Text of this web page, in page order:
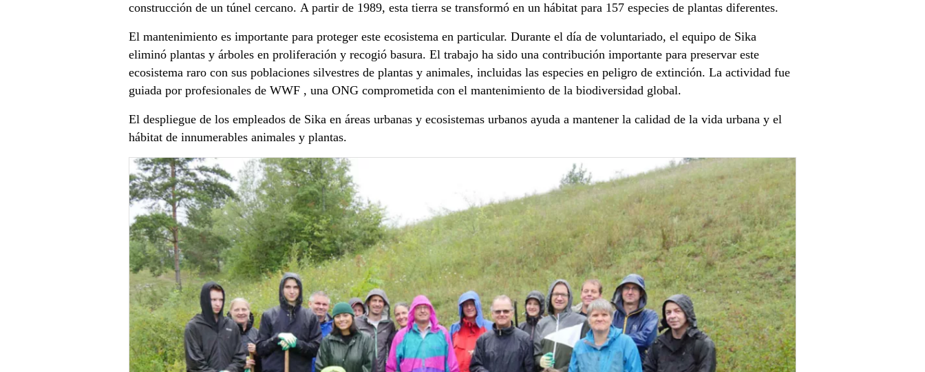
construcción de un túnel cercano. A partir de 1989, esta tierra se transformó en un hábitat para 157 especies de plantas diferentes.
El mantenimiento es importante para proteger este ecosistema en particular. Durante el día de voluntariado, el equipo de Sika
eliminó plantas y árboles en proliferación y recogió basura. El trabajo ha sido una contribución importante para preservar este
ecosistema raro con sus poblaciones silvestres de plantas y animales, incluidas las especies en peligro de extinción. La actividad fue
guiada por profesionales de WWF , una ONG comprometida con el mantenimiento de la biodiversidad global.
El despliegue de los empleados de Sika en áreas urbanas y ecosistemas urbanos ayuda a mantener la calidad de la vida urbana y el
hábitat de innumerables animales y plantas.